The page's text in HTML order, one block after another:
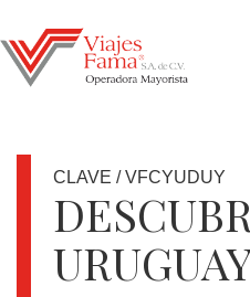
DOLAR
CLAVE / VFCYUDUY